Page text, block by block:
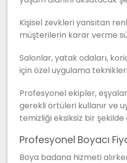
Kişisel zevkleri yansıtan
müşterilerin karar verme
Salonlar, yatak odaları,
için özel uygulama teknikleri
Profesyonel ekipler,
gerekli örtüleri kullanır ve
temizliği eksiksiz bir
Profesyonel Boyacı
Boya badana hizmeti